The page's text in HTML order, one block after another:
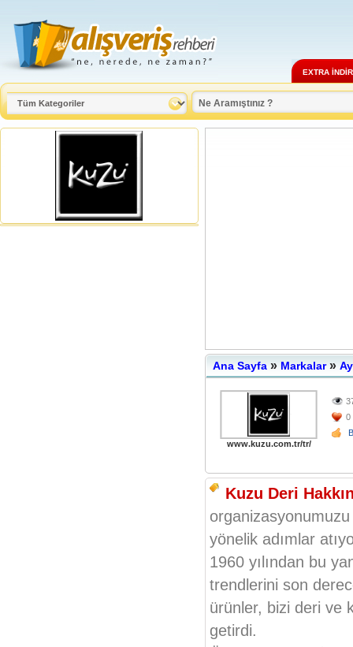
EXTRA
Ana Sayfa » Markalar»
www.kuzu.com.tr/tr/
0
Kuzu Deri
yönelik adımlar
1960 yılından bu
trendlerini son
ürünler, bizi deri ve
getirdi.